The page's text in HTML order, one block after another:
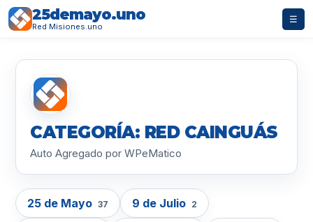
25demayo.uno
Red Misiones.uno
☰
CATEGORÍA: RED CAINGUÁS
Auto Agregado por WPeMatico
25 de Mayo 37 9 de Julio 2